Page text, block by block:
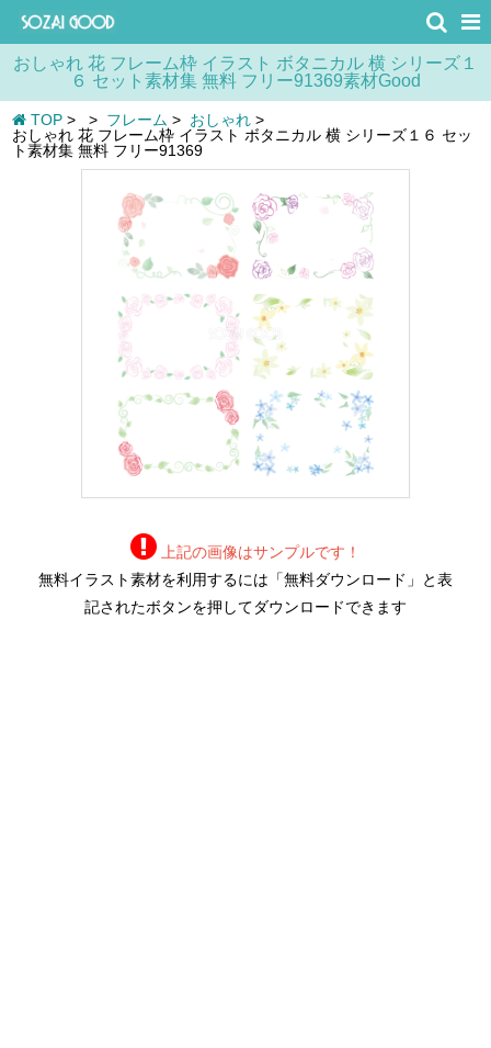
おしゃれ 花 フレーム枠 イラスト ボタニカル 横 シリーズ１
６ セット素材集 無料 フリー91369素材Good
TOP > > フレーム > おしゃれ >
おしゃれ 花 フレーム枠 イラスト ボタニカル 横 シリーズ１６ セッ
ト素材集 無料 フリー91369
上記の画像はサンプルです！
無料イラスト素材を利用するには「無料ダウンロード」と表
記されたボタンを押してダウンロードできます